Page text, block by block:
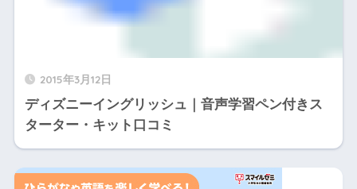
2015年3月12日
ディズニーイングリッシュ｜音声学習ペン付きス
ターター・キット口コミ